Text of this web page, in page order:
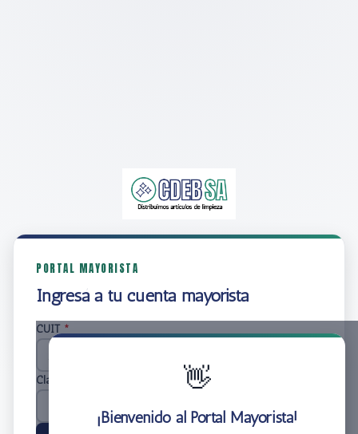
PORTAL MAYORISTA
Ingresá a tu cuenta mayorista
👋
¡Bienvenido al Portal Mayorista!
CUIT *
Clave